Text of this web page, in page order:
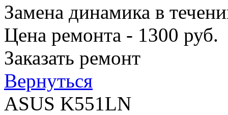
Замена динамика в
Цена ремонта - 1300 руб.
Заказать ремонт
Вернуться
ASUS K551LN